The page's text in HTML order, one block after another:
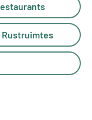
Rustruimtes